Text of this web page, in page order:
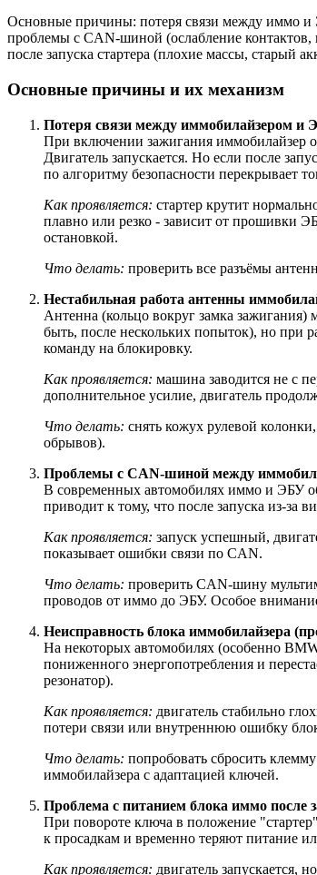
Основные причины: потеря связи между иммо и
проблемы с CAN-шиной (ослабление
после запуска стартера (плохие массы, старый
Основные причины и их механизм
Потеря связи между иммобилайзером и
При включении зажигания иммобилайзер
Двигатель запускается. Но если после
по алгоритму безопасности перекрывает
Как проявляется: стартер крутит
плавно или резко - зависит от прошивки
остановкой.
Что делать: проверить все разъёмы
Нестабильная работа антенны
Антенна (кольцо вокруг замка
быть, после нескольких попыток), но при
команду на блокировку.
Как проявляется: машина заводится не с
дополнительное усилие, двигатель
Что делать: снять кожух рулевой
обрывов).
Проблемы с CAN-шиной между
В современных автомобилях иммо и ЭБУ
приводит к тому, что после запуска из-за
Как проявляется: запуск успешный,
показывает ошибки связи по CAN.
Что делать: проверить CAN-шину
проводов от иммо до ЭБУ. Особое
Неисправность блока иммобилайзера
На некоторых автомобилях (особенно
пониженного энергопотребления и
резонатор).
Как проявляется: двигатель стабильно
потери связи или внутреннюю ошибку
Что делать: попробовать сбросить
иммобилайзера с адаптацией ключей.
Проблема с питанием блока иммо после
При повороте ключа в положение
к просадкам и временно теряют питание
Как проявляется: двигатель запускается,